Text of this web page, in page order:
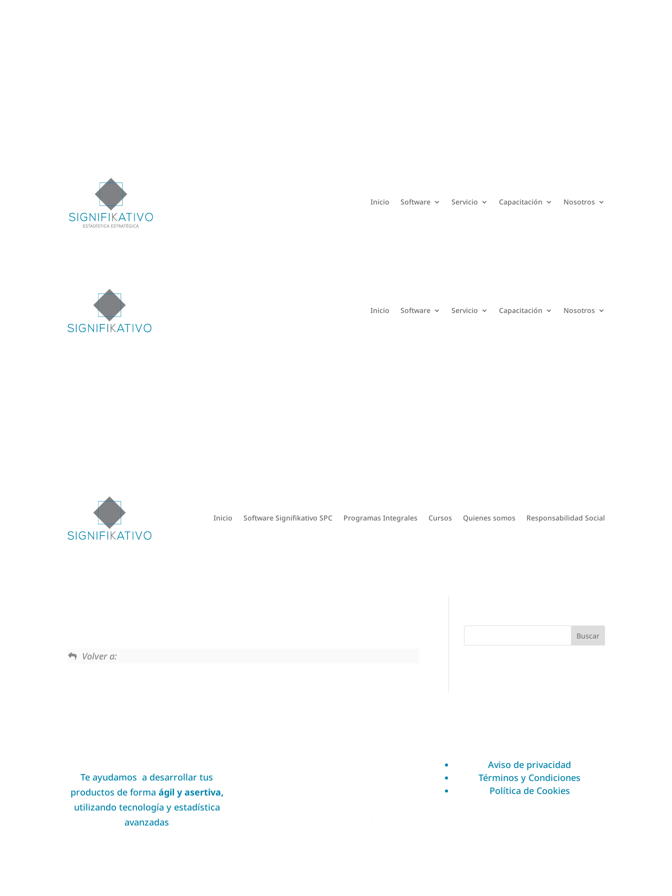
Inicio Software Servicio Capacitación Nosotros
Inicio Software Servicio Capacitación Nosotros
Inicio Software Signifikativo SPC Programas Integrales Cursos Quienes somos Responsabilidad Social
Volver a:
Te ayudamos a desarrollar tus
productos de forma ágil y asertiva,
utilizando tecnología y estadística
avanzadas
Aviso de privacidad
Términos y Condiciones
Política de Cookies